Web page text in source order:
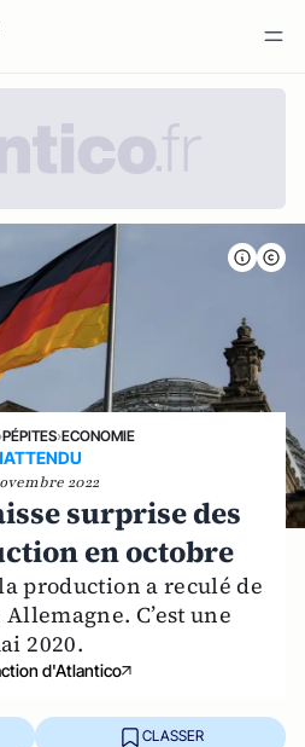
PÉPITES›ECONOMIE
2022
surprise des
en octobre
production a reculé de
C’est une
2020.
d'Atlantico
CLASSER